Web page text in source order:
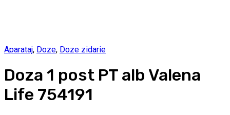
Aparataj, Doze, Doze zidarie
Doza 1 post PT alb Valena
Life 754191